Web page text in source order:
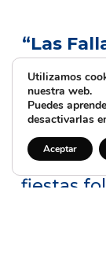
“Las
es la
de la
ciudad
de
fiestas
Utilizamos
nuestra web.
Puedes
desactivarlas
Aceptar